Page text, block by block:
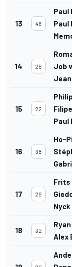
13 48
Paul
Paul
14 26
Job
15 22
Paul
16 38
Ho-
17 29
Frits
Nyck
18 32
Alex